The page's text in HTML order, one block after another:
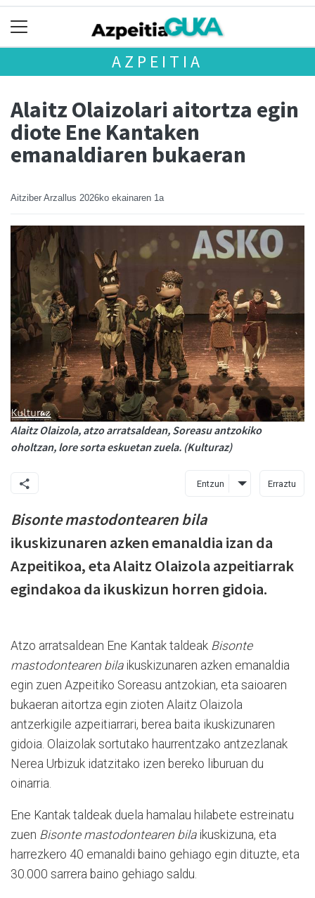
AZPEITIA
Alaitz Olaizolari aitortza egin
diote Ene Kantaken
emanaldiaren bukaeran
Aitziber Arzallus 2026ko ekainaren 1a
Alaitz Olaizola, atzo arratsaldean, Soreasu antzokiko
oholtzan, lore sorta eskuetan zuela. (Kulturaz)
Entzun Erraztu
Bisonte mastodontearen bila
ikuskizunaren azken emanaldia izan da
Azpeitikoa, eta Alaitz Olaizola azpeitiarrak
egindakoa da ikuskizun horren gidoia.
Atzo arratsaldean Ene Kantak taldeak Bisonte
mastodontearen bilaikuskizunaren azken emanaldia
egin zuen Azpeitiko Soreasu antzokian, eta saioaren
bukaeran aitortza egin zioten Alaitz Olaizola
antzerkigile azpeitiarrari, berea baita ikuskizunaren
gidoia. Olaizolak sortutako haurrentzako antzezlanak
Nerea Urbizuk idatzitako izen bereko liburuan du
oinarria.
Ene Kantak taldeak duela hamalau hilabete estreinatu
zuen Bisonte mastodontearen bilaikuskizuna, eta
harrezkero 40 emanaldi baino gehiago egin dituzte, eta
30.000 sarrera baino gehiago saldu.